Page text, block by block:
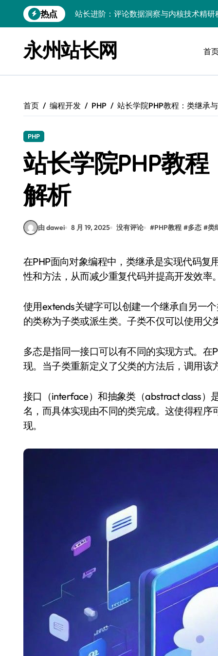
到
热点
站长进阶：评论数据洞察与内核技术精研
站长必知：强化评论管控，筑牢云安全防
开发资讯提炼精要：云运维视角下的技术
数据驱动交互优化，赋能站长高效运营
Linux机器学习环境搭建速成指南
弹性计算赋能Android云架构性能跃迁
永州站长网 首
首页 编程开发 PHP 站长学院PHP教程：类继承
PHP
站长学院PHP教
解析
由 dawei 8 月 19, 2025 没有评论 #PHP教程 #多态 #类
在PHP面向对象编程中，类继承是实现代码复用的重要方式。通过继承，子类可以继承父类的属
性和方法，从而减少重复代码并提高开发效率
使用extends关键字可以创建一个继承自另一
的类称为子类或派生类。子类不仅可以使用
多态是指同一接口可以有不同的实现方式。
现。当子类重新定义了父类的方法后，调用
接口（interface）和抽象类（abstract class）
名，而具体实现由不同的类完成。这使得程
现。